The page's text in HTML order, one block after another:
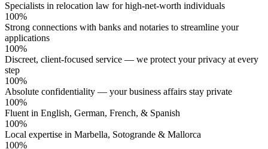
Specialists in relocation law for high-net-worth individuals
100%
Strong connections with banks and notaries to streamline your
applications
100%
Discreet, client-focused service — we protect your privacy at every
step
100%
Absolute confidentiality — your business affairs stay private
100%
Fluent in English, German, French, & Spanish
100%
Local expertise in Marbella, Sotogrande & Mallorca
100%